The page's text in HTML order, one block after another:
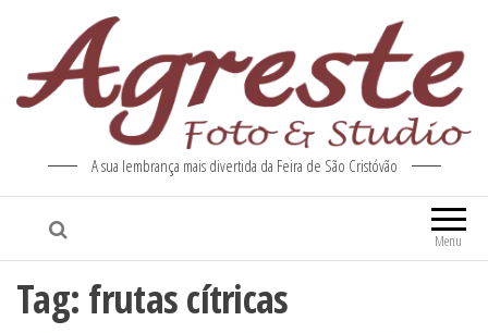
A sua lembrança mais divertida da Feira de São Cristóvão
Menu
Tag: frutas cítricas